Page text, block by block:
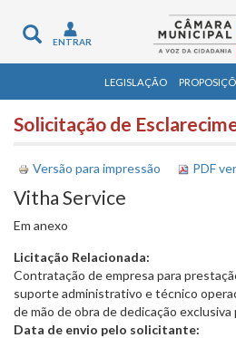
Toggle
navigation
ENTRAR
LEGISLAÇÃO
Solicitação de
Versão para impressão PDF
Vitha Service
Em anexo
Licitação Relacionada:
Contratação de empresa para
suporte administrativo e técnico
de mão de obra de dedicação exclusiva
Data de envio pelo solicitante: